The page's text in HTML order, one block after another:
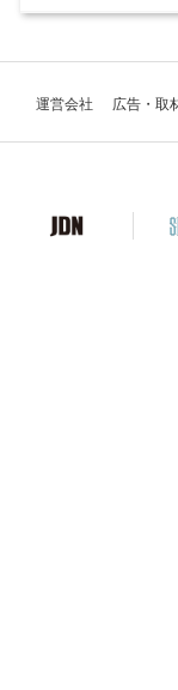
運営会社 広告・取